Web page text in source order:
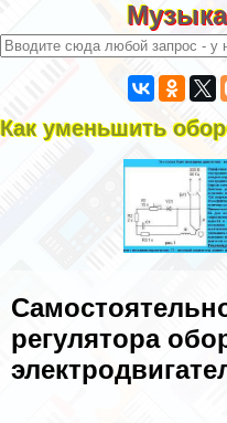
Как уменьшить
регулятора